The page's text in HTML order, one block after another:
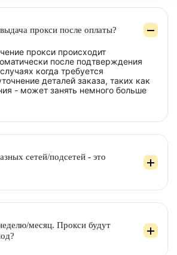
прокси после оплаты?
прокси происходит
после подтверждения
когда требуется
деталей заказа, таких как
- может занять немного больше
сетей/подсетей - это
месяц. Прокси будут